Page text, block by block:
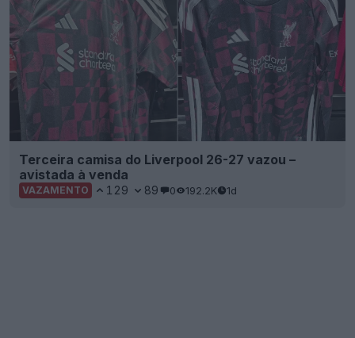
Terceira camisa do Liverpool 26-27 vazou –
avistada à venda
VAZAMENTO 129 89 0 192.2K 1d